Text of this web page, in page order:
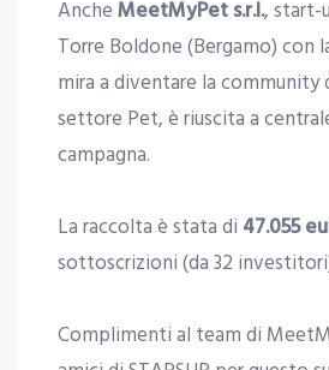
Anche MeetMyPet s.r.l., start-
Torre Boldone (Bergamo) con
mira a diventare la
settore Pet, è riuscita a
campagna.
La raccolta è stata di 47.055
sottoscrizioni (da 32
Complimenti al team di